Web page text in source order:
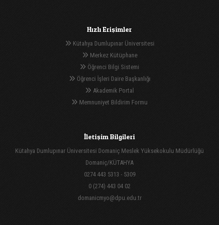
Hızlı Erişimler
Kütahya Dumlupınar Üniversitesi
Merkez Kütüphane
Öğrenci Bilgi Sistemi
Öğrenci İşleri Daire Başkanlığı
Akademik Portal
Memnuniyet Bildirim Formu
İletişim Bilgileri
Kütahya Dumlupınar Üniversitesi Domaniç Meslek Yüksekokulu Müdürlüğü
Domaniç/KÜTAHYA
0274 443 5313 - 5309
0 (274) 443 04 02
domanicmyo@dpu.edu.tr